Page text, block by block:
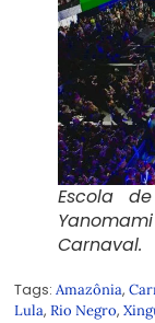
Escola
Carnaval.
Tags:Amazônia,
Lula, Rio Negro,